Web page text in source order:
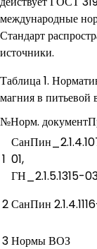
международные
Стандарт
источники.
Таблица 1.
магния в питьевой
№Норм.
1 01,
ГН_2.1.5.1315-
2СанПин
3Нормы ВОЗ